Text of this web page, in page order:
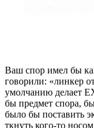
Ваш спор имел бы
говорили: «линкер
умолчанию делает
бы предмет спора,
было бы поставить
ткнуть кого-то